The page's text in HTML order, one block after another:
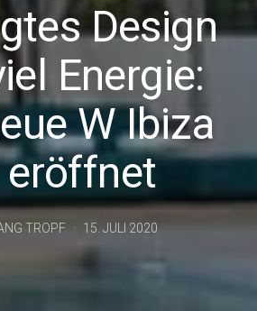
Design
Energie:
W Ibiza
TROPF 15. JULI 2020